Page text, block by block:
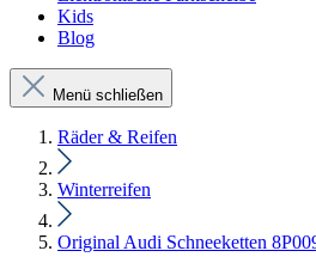
Kids
Blog
Menü schließen
Räder & Reifen
Winterreifen
Original Audi Schneeketten